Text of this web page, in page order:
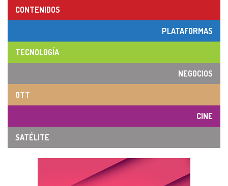
CONTENIDOS
PLATAFORMAS
TECNOLOGÍA
NEGOCIOS
OTT
CINE
SATÉLITE